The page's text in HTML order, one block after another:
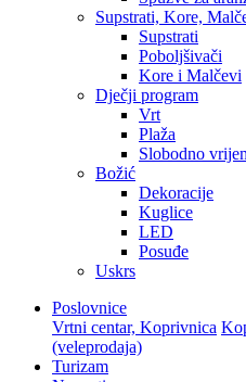
Supstrati, Kore,
Supstrati
Poboljšivači
Kore i Malčevi
Dječji program
Vrt
Plaža
Slobodno
Božić
Dekoracije
Kuglice
LED
Posuđe
Uskrs
Poslovnice
Vrtni centar, Koprivnica
(veleprodaja)
Turizam